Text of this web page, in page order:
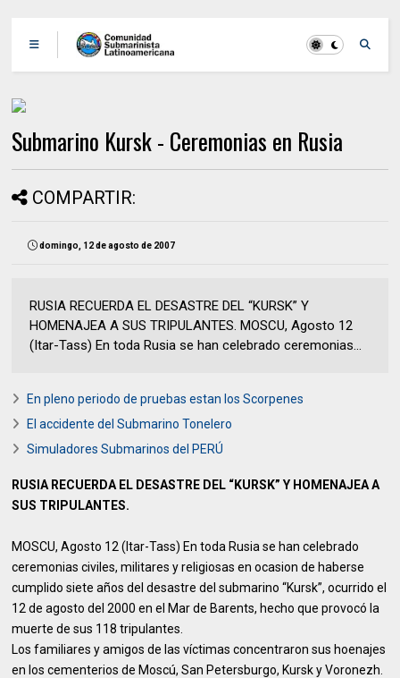
Submarino Kursk - Ceremonias en Rusia
COMPARTIR:
domingo, 12 de agosto de 2007
RUSIA RECUERDA EL DESASTRE DEL “KURSK” Y
HOMENAJEA A SUS TRIPULANTES. MOSCU, Agosto 12
(Itar-Tass) En toda Rusia se han celebrado ceremonias...
En pleno periodo de pruebas estan los Scorpenes
El accidente del Submarino Tonelero
Simuladores Submarinos del PERÚ
RUSIA RECUERDA EL DESASTRE DEL “KURSK” Y HOMENAJEA A
SUS TRIPULANTES.
MOSCU, Agosto 12 (Itar-Tass) En toda Rusia se han celebrado
ceremonias civiles, militares y religiosas en ocasion de haberse
cumplido siete años del desastre del submarino “Kursk”, ocurrido el
12 de agosto del 2000 en el Mar de Barents, hecho que provocó la
muerte de sus 118 tripulantes.
Los familiares y amigos de las víctimas concentraron sus hoenajes
en los cementerios de Moscú, San Petersburgo, Kursk y Voronezh.